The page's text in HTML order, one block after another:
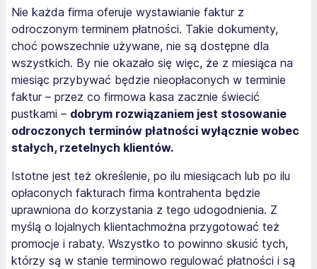
Nie każda firma oferuje wystawianie faktur z
odroczonym terminem płatności. Takie dokumenty,
choć powszechnie używane, nie są dostępne dla
wszystkich. By nie okazało się więc, że z miesiąca na
miesiąc przybywać będzie nieopłaconych w terminie
faktur – przez co firmowa kasa zacznie świecić
pustkami – dobrym rozwiązaniem jest stosowanie
odroczonych terminów płatności wyłącznie wobec
stałych, rzetelnych klientów.
Istotne jest też określenie, po ilu miesiącach lub po ilu
opłaconych fakturach firma kontrahenta będzie
uprawniona do korzystania z tego udogodnienia. Z
myślą o lojalnych klientachmożna przygotować też
promocje i rabaty. Wszystko to powinno skusić tych,
którzy są w stanie terminowo regulować płatności i są